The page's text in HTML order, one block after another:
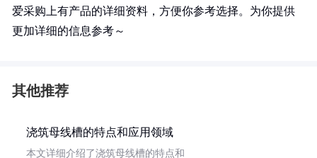
爱采购上有产品的详细资料，方便你参考选择。为你提供
更加详细的信息参考～
其他推荐
浇筑母线槽的特点和应用领域
本文详细介绍了浇筑母线槽的特点和